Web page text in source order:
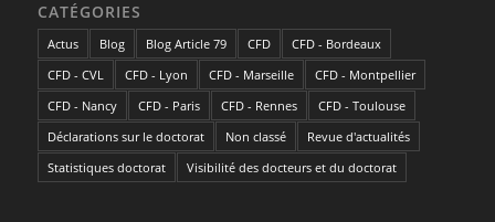
CATÉGORIES
Actus Blog Blog Article 79 CFD
CFD - Bordeaux
CFD - CVL
CFD - Lyon CFD - Marseille
CFD - Montpellier
CFD - Nancy
CFD - Paris CFD - Rennes
CFD - Toulouse
Déclarations sur le doctorat
Non classé
Revue d'actualités
Statistiques doctorat
Visibilité des docteurs et du doctorat